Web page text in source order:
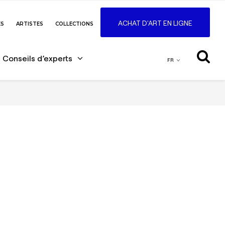
ARTISTES COLLECTIONS ACHAT D'ART EN LIGNE
FR
Conseils d’experts